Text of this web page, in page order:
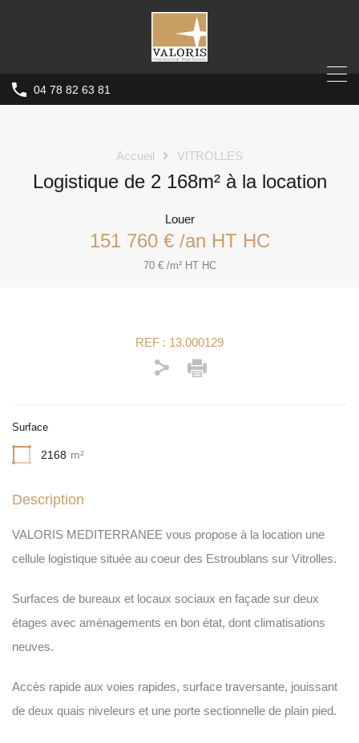
04 78 82 63 81
Accueil VITROLLES
Logistique de 2 168m² à la location
Louer
151 760 € /an HT HC
70 € /m² HT HC
REF : 13.000129
Surface
2168 m²
Description
VALORIS MEDITERRANEE vous propose à la location une
cellule logistique située au coeur des Estroublans sur Vitrolles.
Surfaces de bureaux et locaux sociaux en façade sur deux
étages avec aménagements en bon état, dont climatisations
neuves.
Accès rapide aux voies rapides, surface traversante, jouissant
de deux quais niveleurs et une porte sectionnelle de plain pied.